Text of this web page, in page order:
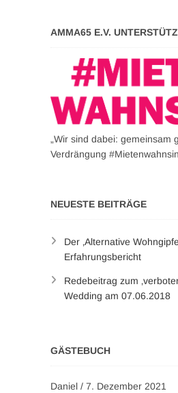
AMMA65 E.V.
„Wir sind dabei: gemeinsam
Verdrängung
NEUESTE BEITRÄGE
Der ‚Alternative
Erfahrungsbericht
Redebeitrag zum
Wedding am 07.06.2018
GÄSTEBUCH
Daniel / 7. Dezember 2021